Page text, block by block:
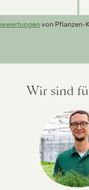
von Pflanzen-
Wir sind